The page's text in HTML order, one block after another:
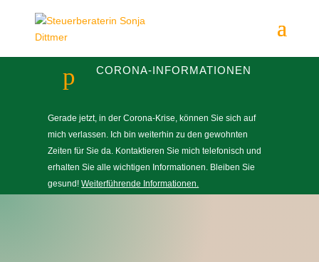
p CORONA-INFORMATIONEN
Gerade jetzt, in der Corona-Krise, können Sie sich auf
mich verlassen. Ich bin weiterhin zu den gewohnten
Zeiten für Sie da. Kontaktieren Sie mich telefonisch und
erhalten Sie alle wichtigen Informationen. Bleiben Sie
gesund!Weiterführende Informationen.